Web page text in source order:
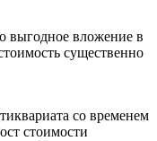
выгодное вложение в
существенно
со временем
стоимости